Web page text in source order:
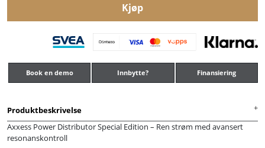
Kjøp
Book en demo Innbytte? Finansiering
Produktbeskrivelse
Axxess Power Distributor Special Edition – Ren strøm med avansert
resonanskontroll